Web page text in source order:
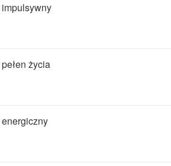
impulsywny
pełen życia
energiczny